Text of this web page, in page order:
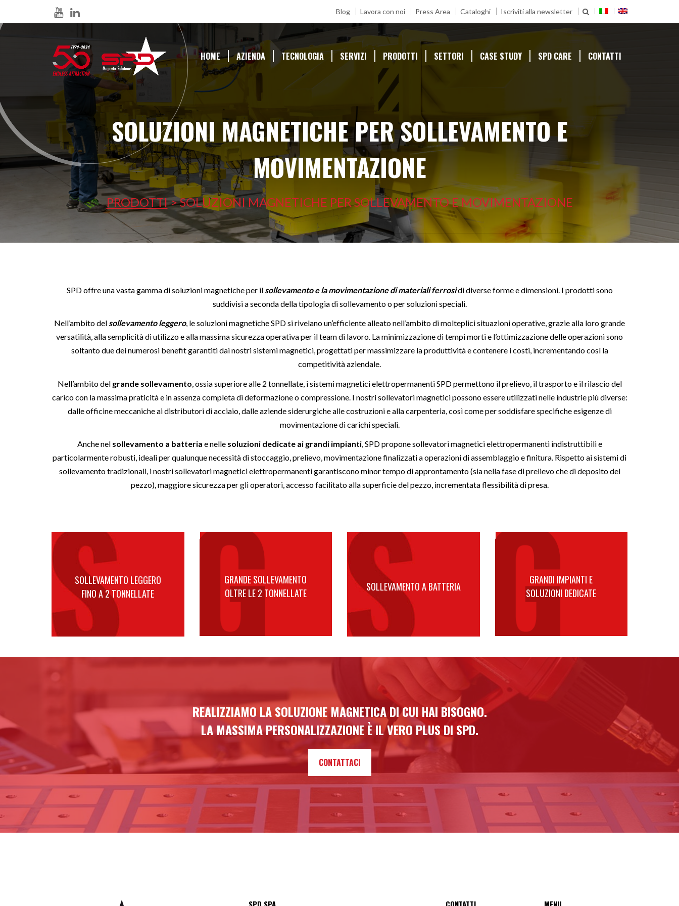
Blog Lavora con noi Press Area Cataloghi Iscriviti alla newsletter
HOME AZIENDA TECNOLOGIA SERVIZI PRODOTTI SETTORI CASE STUDY SPD CARE CONTATTI
SOLUZIONI MAGNETICHE PER SOLLEVAMENTO E
MOVIMENTAZIONE
PRODOTTI>SOLUZIONI MAGNETICHE PER SOLLEVAMENTO E MOVIMENTAZIONE
SPD offre una vasta gamma di soluzioni magnetiche per il sollevamento e la movimentazione di materiali ferrosidi diverse forme e dimensioni. I prodotti sono
suddivisi a seconda della tipologia di sollevamento o per soluzioni speciali.
Nell’ambito del sollevamento leggero, le soluzioni magnetiche SPD si rivelano un’efficiente alleato nell’ambito di molteplici situazioni operative, grazie alla loro grande
versatilità, alla semplicità di utilizzo e alla massima sicurezza operativa per il team di lavoro. La minimizzazione di tempi morti e l’ottimizzazione delle operazioni sono
soltanto due dei numerosi benefit garantiti dai nostri sistemi magnetici, progettati per massimizzare la produttività e contenere i costi, incrementando così la
competitività aziendale.
Nell’ambito del grande sollevamento , ossia superiore alle 2 tonnellate, i sistemi magnetici elettropermanenti SPD permettono il prelievo, il trasporto e il rilascio del
carico con la massima praticità e in assenza completa di deformazione o compressione. I nostri sollevatori magnetici possono essere utilizzati nelle industrie più diverse:
dalle officine meccaniche ai distributori di acciaio, dalle aziende siderurgiche alle costruzioni e alla carpenteria, così come per soddisfare specifiche esigenze di
movimentazione di carichi speciali.
Anche nel sollevamento a batteria e nelle soluzioni dedicate ai grandi impianti, SPD propone sollevatori magnetici elettropermanenti indistruttibili e
particolarmente robusti, ideali per qualunque necessità di stoccaggio, prelievo, movimentazione finalizzati a operazioni di assemblaggio e finitura. Rispetto ai sistemi di
sollevamento tradizionali, i nostri sollevatori magnetici elettropermanenti garantiscono minor tempo di approntamento (sia nella fase di prelievo che di deposito del
pezzo), maggiore sicurezza per gli operatori, accesso facilitato alla superficie del pezzo, incrementata flessibilità di presa.
SOLLEVAMENTO LEGGERO
FINO A 2 TONNELLATE
GRANDE SOLLEVAMENTO
OLTRE LE 2 TONNELLATE
SOLLEVAMENTO A BATTERIA
GRANDI IMPIANTI E
SOLUZIONI DEDICATE
REALIZZIAMO LA SOLUZIONE MAGNETICA DI CUI HAI BISOGNO.
LA MASSIMA PERSONALIZZAZIONE È IL VERO PLUS DI SPD.
CONTATTACI